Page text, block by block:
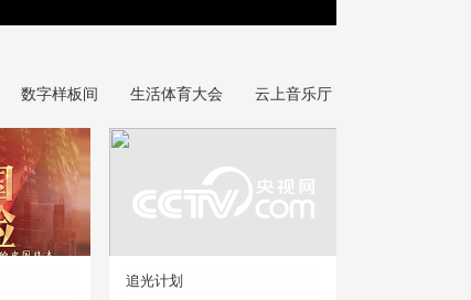
数字样板间 生活体育大会 云上音乐厅
追光计划